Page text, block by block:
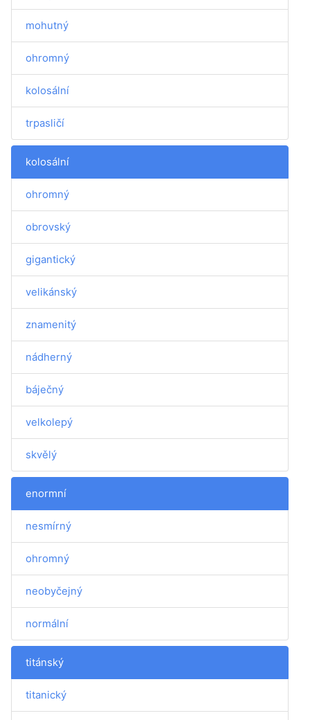
mohutný
ohromný
kolosální
trpasličí
kolosální
ohromný
obrovský
gigantický
velikánský
znamenitý
nádherný
báječný
velkolepý
skvělý
enormní
nesmírný
ohromný
neobyčejný
normální
titánský
titanický